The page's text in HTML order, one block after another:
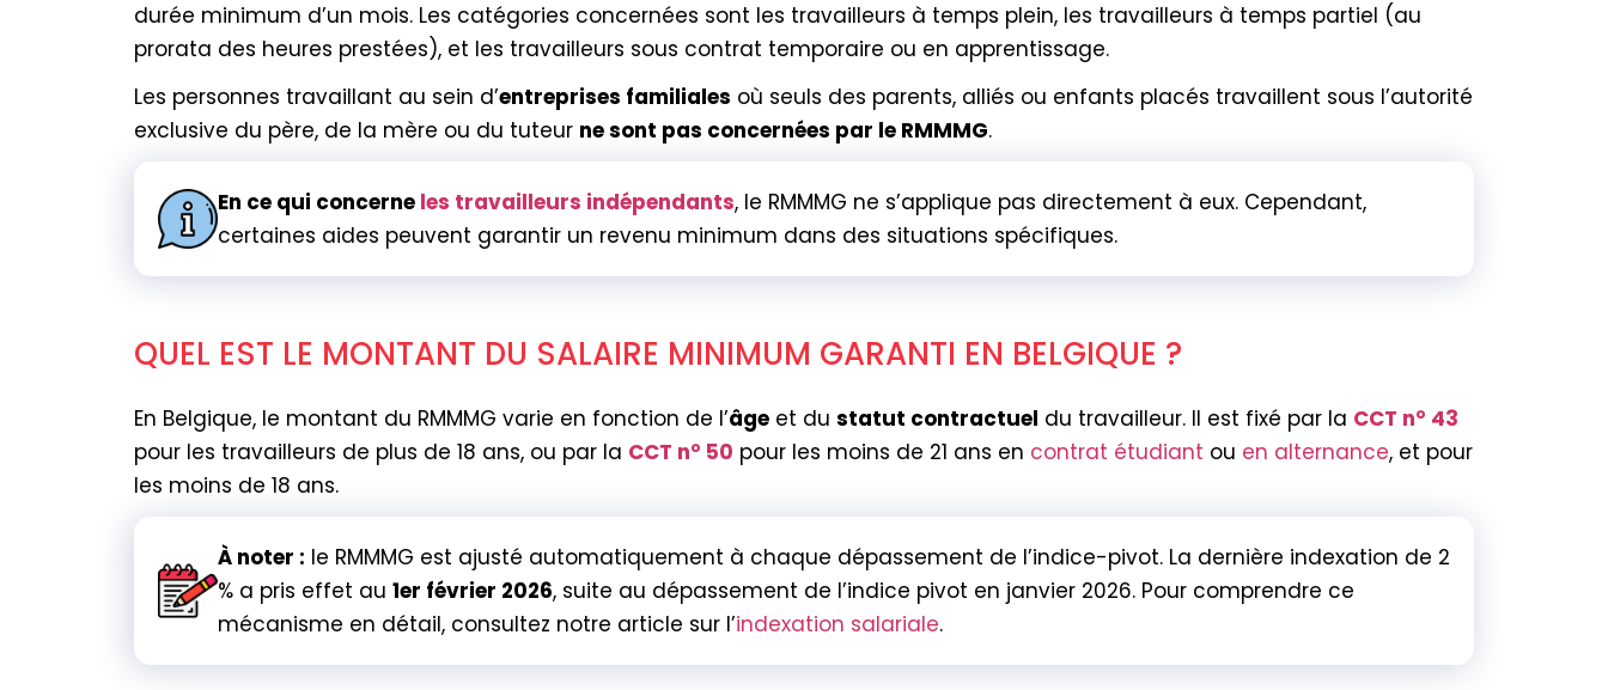
durée minimum d’un mois. Les catégories concernées sont les travailleurs à temps plein, les travailleurs à temps partiel (au
prorata des heures prestées), et les travailleurs sous contrat temporaire ou en apprentissage.
Les personnes travaillant au sein d’entreprises familiales où seuls des parents, alliés ou enfants placés travaillent sous l’autorité
exclusive du père, de la mère ou du tuteur ne sont pas concernées par le RMMMG.
En ce qui concerne les travailleurs indépendants, le RMMMG ne s’applique pas directement à eux. Cependant,
certaines aides peuvent garantir un revenu minimum dans des situations spécifiques.
QUEL EST LE MONTANT DU SALAIRE MINIMUM GARANTI EN BELGIQUE ?
En Belgique, le montant du RMMMG varie en fonction de l’âge et du statut contractuel du travailleur. Il est fixé par la CCT n° 43
pour les travailleurs de plus de 18 ans, ou par la CCT n° 50 pour les moins de 21 ans en contrat étudiant ou en alternance, et pour
les moins de 18 ans.
À noter : le RMMMG est ajusté automatiquement à chaque dépassement de l’indice-pivot. La dernière indexation de 2
% a pris effet au 1er février 2026, suite au dépassement de l’indice pivot en janvier 2026. Pour comprendre ce
mécanisme en détail, consultez notre article sur l’indexation salariale.